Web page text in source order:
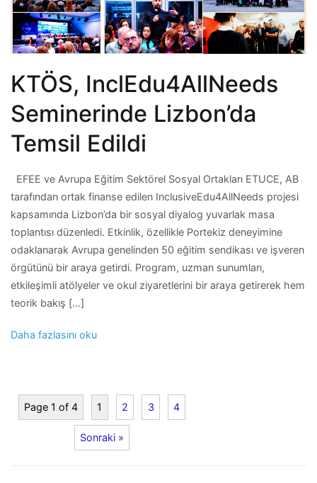
KTÖS, InclEdu4AllNeeds
Seminerinde Lizbon’da
Temsil Edildi
EFEE ve Avrupa Eğitim Sektörel Sosyal Ortakları ETUCE, AB
tarafından ortak finanse edilen InclusiveEdu4AllNeeds projesi
kapsamında Lizbon’da bir sosyal diyalog yuvarlak masa
toplantısı düzenledi. Etkinlik, özellikle Portekiz deneyimine
odaklanarak Avrupa genelinden 50 eğitim sendikası ve işveren
örgütünü bir araya getirdi. Program, uzman sunumları,
etkileşimli atölyeler ve okul ziyaretlerini bir araya getirerek hem
teorik bakış […]
Daha fazlasını oku
Page 1 of 4 1 2 3 4
Sonraki »